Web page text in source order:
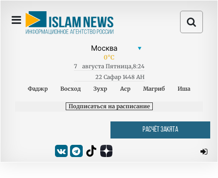
0°C
7 августа Пятница,8:24
22 Сафар 1448 AH
Фаджр
Восход Зухр Аср Магриб Иша
Подписаться на расписание
РАСЧЁТ ЗАКЯТА